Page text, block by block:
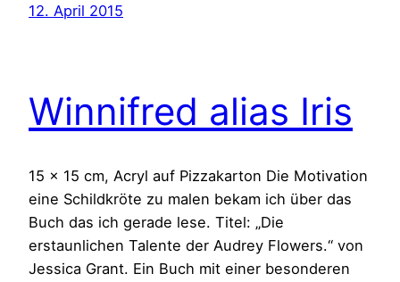
12. April 2015
Winnifred alias Iris
15 x 15 cm, Acryl auf Pizzakarton Die Motivation
eine Schildkröte zu malen bekam ich über das
Buch das ich gerade lese. Titel: „Die
erstaunlichen Talente der Audrey Flowers.“ von
Jessica Grant. Ein Buch mit einer besonderen